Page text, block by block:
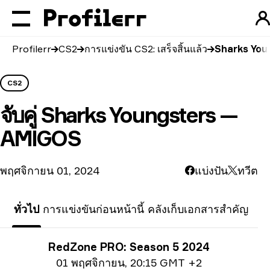
Profilerr CS2 การแข่งขัน CS2: เสร็จสิ้นแล้ว Sharks
CS2
จับคู่ Sharks Youngsters —
AMIGOS
พฤศจิกายน 01, 2024 แบ่งปัน ทวีต
ทั่วไป การแข่งขันก่อนหน้านี้ คลังเก็บเอกสารสำคัญ
ข้อมูลการแข่งขันRedZone PRO: Season 5 2024
01 พฤศจิกายน, 20:15 GMT +2